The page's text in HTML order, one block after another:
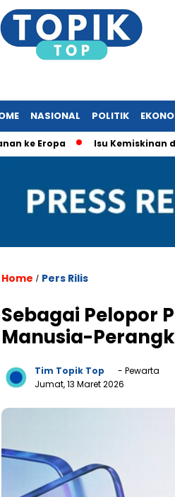
NASIONAL POLITIK
Isu Kemiskinan dan
Home / Pers Rilis
Sebagai Pelopor
Manusia-
Tim Topik Top
- Pewarta
Jumat, 13 Maret 2026